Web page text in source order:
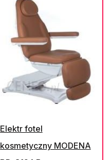
Elektr fotel
kosmetyczny MODENA